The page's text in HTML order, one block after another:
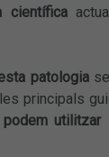
científica
patologia
principals
utilitzari